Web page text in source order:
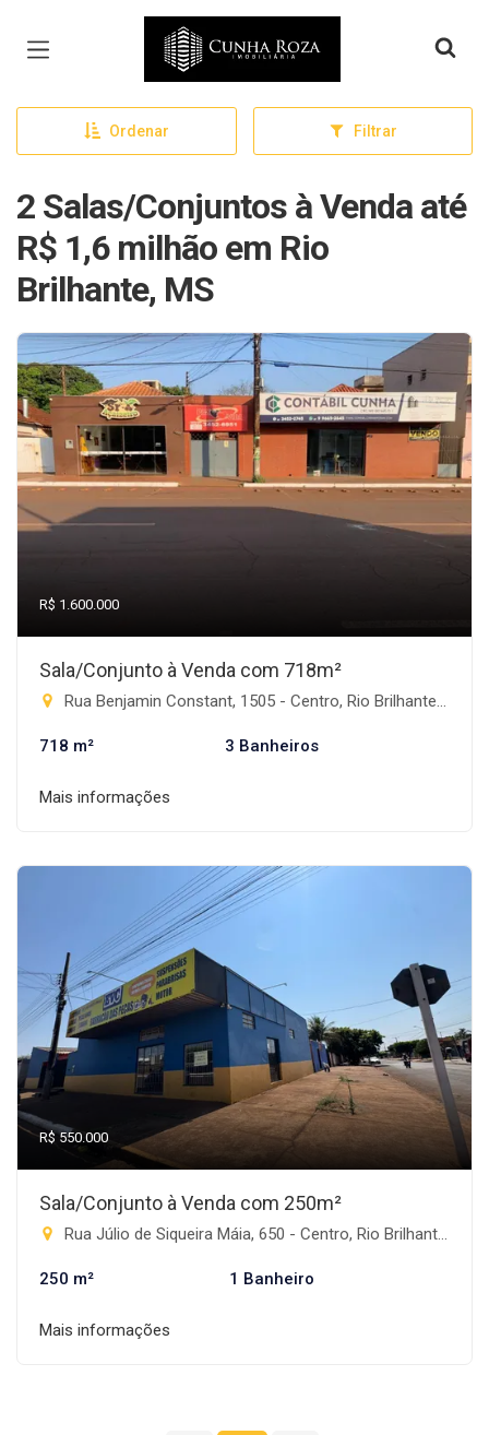
Página inicial
Ordenar Filtrar
2 Salas/Conjuntos à Venda até
R$ 1,6 milhão em Rio
Brilhante, MS
R$ 1.600.000
Sala/Conjunto à Venda com 718m²
Rua Benjamin Constant, 1505 - Centro, Rio Brilhante-MS
718 m² 3 Banheiros
Mais informações
R$ 550.000
Sala/Conjunto à Venda com 250m²
Rua Júlio de Siqueira Máia, 650 - Centro, Rio Brilhante-MS
250 m² 1 Banheiro
Mais informações